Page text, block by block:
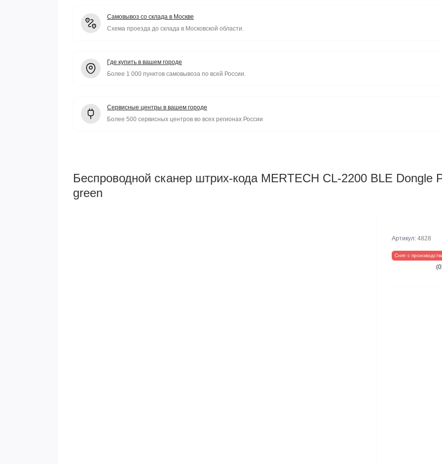
Самовывоз со склада в Москве
Схема проезда до склада в Московской области.
Где купить в вашем городе
Более 1 000 пунктов самовывоза по всей России.
Сервисные центры в вашем городе
Более 500 сервисных центров во всех регионах России
Беспроводной сканер штрих-кода MERTECH CL-2200 BLE Dongle
green
Артикул: 4828
Снят с